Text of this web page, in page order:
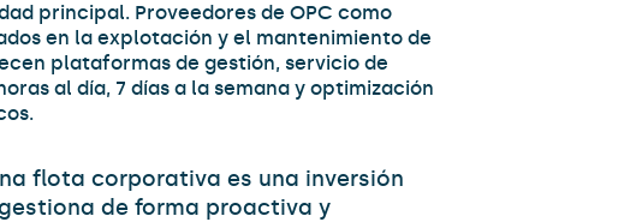
principal. Proveedores de OPC como
en la explotación y el mantenimiento de
plataformas de gestión, servicio de
al día, 7 días a la semana y optimización
flota corporativa es una inversión
de forma proactiva y